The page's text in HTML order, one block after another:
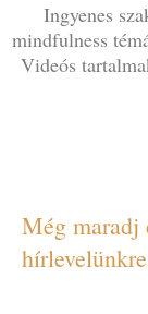
Ingyenes
mindfulness
Videós
Még maradj